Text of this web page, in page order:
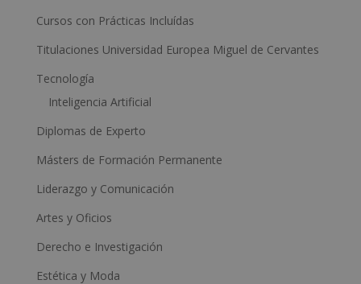
Cursos con Prácticas Incluídas
Titulaciones Universidad Europea Miguel de Cervantes
Tecnología
Inteligencia Artificial
Diplomas de Experto
Másters de Formación Permanente
Liderazgo y Comunicación
Artes y Oficios
Derecho e Investigación
Estética y Moda